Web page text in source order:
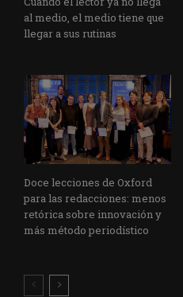
al medio, el medio tiene que
llegar a sus rutinas
Doce lecciones de Oxford
para las redacciones: menos
retórica sobre innovación y
más método periodístico